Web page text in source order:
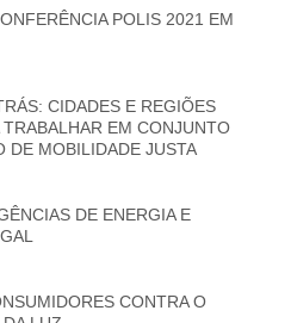
POLIS 2021 EM
CIDADES E REGIÕES
EM CONJUNTO
DE MOBILIDADE JUSTA
DE ENERGIA E
CONTRA O